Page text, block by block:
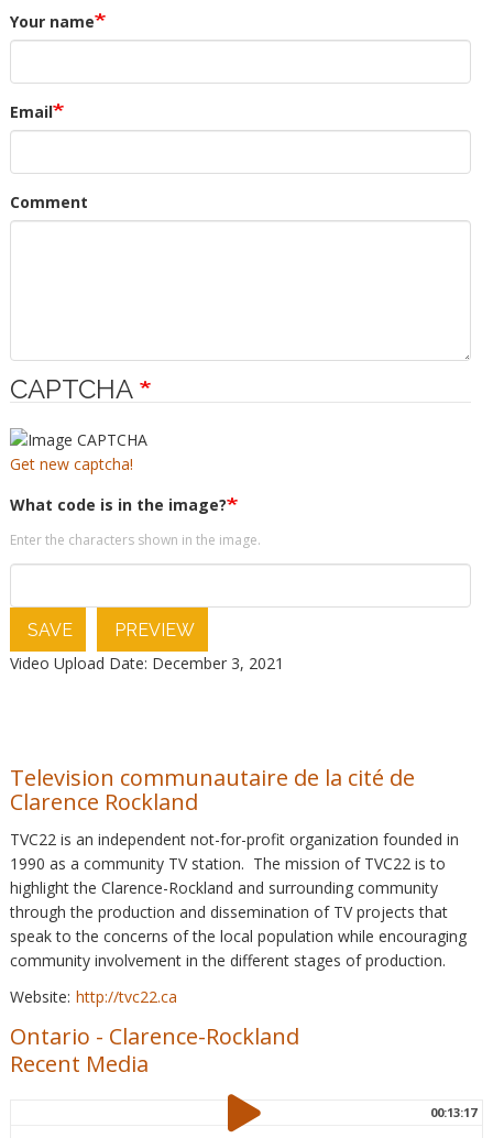
Your name
Email
Comment
CAPTCHA
Get new captcha!
What code is in the image?
Enter the characters shown in the image.
SAVE
PREVIEW
Video Upload Date: December 3, 2021
Television communautaire de la cité de
Clarence Rockland
TVC22 is an independent not-for-profit organization founded in
1990 as a community TV station. The mission of TVC22 is to
highlight the Clarence-Rockland and surrounding community
through the production and dissemination of TV projects that
speak to the concerns of the local population while encouraging
community involvement in the different stages of production.
Website: http://tvc22.ca
Ontario - Clarence-Rockland
Recent Media
00:13:17